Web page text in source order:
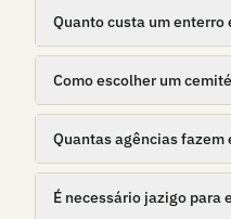
Quanto custa um enterro
Como escolher um
Quantas agências fazem
É necessário jazigo para